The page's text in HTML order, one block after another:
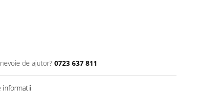
de ajutor? 0723 637 811
informatii